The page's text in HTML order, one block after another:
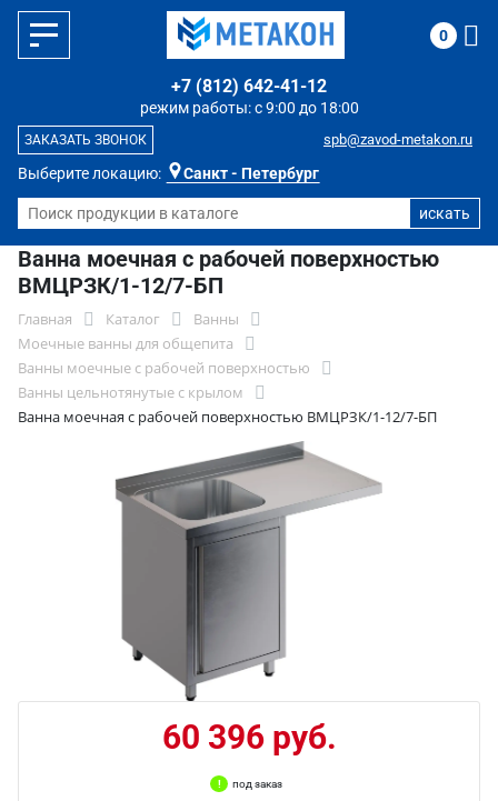
Выберите локацию: Санкт - Петербург
режим работы: с 9:00 до 18:00
+7 (812) 642-41-12
spb@zavod-metakon.ru
ЗАКАЗАТЬ ЗВОНОК
0
Ванна моечная с рабочей поверхностью
ВМЦРЗК/1-12/7-БП
Главная Каталог
Ванны
Моечные ванны для общепита
Ванны моечные с рабочей поверхностью
Ванны цельнотянутые с крылом
Ванна моечная с рабочей поверхностью ВМЦРЗК/1-12/7-БП
60 396 руб.
под заказ